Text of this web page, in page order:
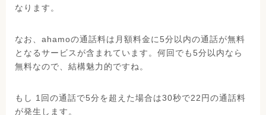
なります。
なお、ahamoの通話料は月額料金に5分以内の通話が無料
となるサービスが含まれています。何回でも5分以内なら
無料なので、結構魅力的ですね。
もし 1回の通話で5分を超えた場合は30秒で22円の通話料
が発生します。